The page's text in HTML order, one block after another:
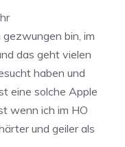
bin, im
das geht vielen
haben und
eine solche Apple
wenn ich im HO
und geiler als